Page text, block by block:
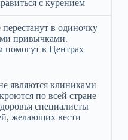
с курением
в одиночку
привычками.
помогут в Центрах
являются клиниками
по всей стране
специалисты
желающих вести